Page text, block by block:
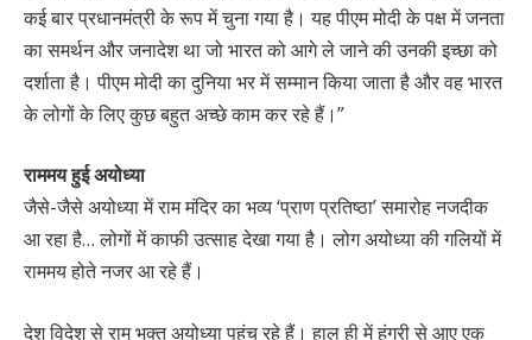
कई बार प्रधानमंत्री के रूप में चुना गया है। यह पीएम मोदी के पक्ष में जनता
का समर्थन और जनादेश था जो भारत को आगे ले जाने की उनकी इच्छा को
दर्शाता है। पीएम मोदी का दुनिया भर में सम्मान किया जाता है और वह भारत
के लोगों के लिए कुछ बहुत अच्छे काम कर रहे हैं।”
राममय हुई अयोध्या
जैसे-जैसे अयोध्या में राम मंदिर का भव्य ‘प्राण प्रतिष्ठा’ समारोह नजदीक
आ रहा है… लोगों में काफी उत्साह देखा गया है। लोग अयोध्या की गलियों में
राममय होते नजर आ रहे हैं।
देश विदेश से राम भक्त अयोध्या पहुंच रहे हैं। हाल ही में हंगरी से आए एक